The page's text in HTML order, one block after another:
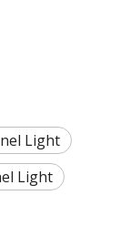
Light
Light